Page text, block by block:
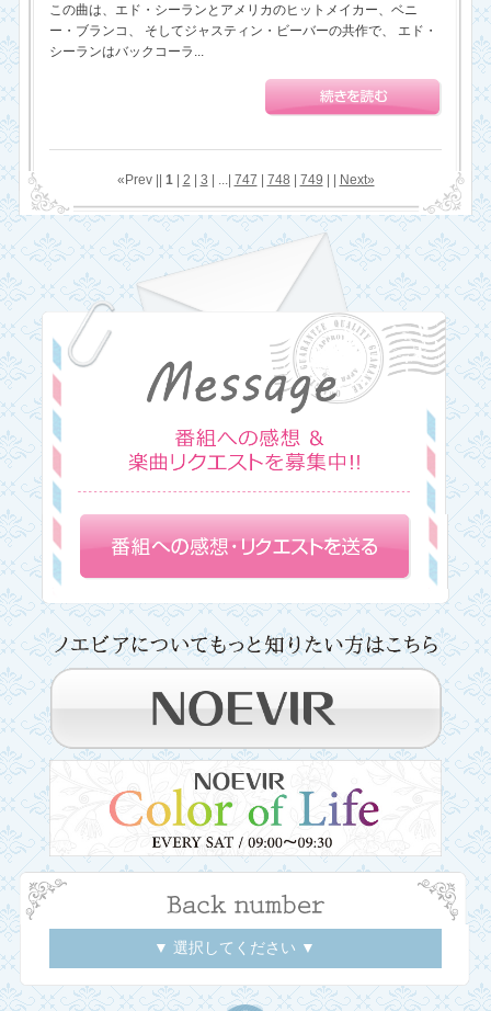
この曲は、エド・シーランとアメリカのヒットメイカー、ベニ
ー・ブランコ、 そしてジャスティン・ビーバーの共作で、 エド・
シーランはバックコーラ...
«Prev || 1| 2 3 | ...| 747 748 749 Next»